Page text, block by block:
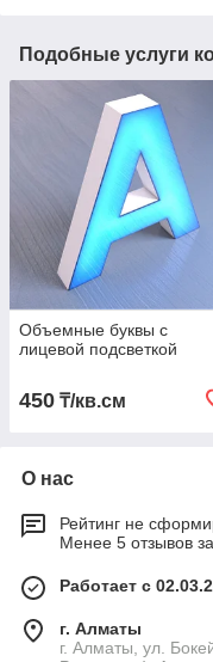
Подобные услуги
Объемные буквы с
лицевой подсветкой
450 ₸/кв.см
О нас
Рейтинг не
Менее 5 отзывов
Работает с
г. Алматы
г. Алматы, ул.